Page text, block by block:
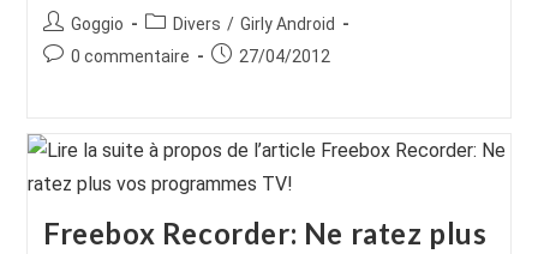
Auteur/autrice
de
Goggio
Post
category:
Divers / Girly Android
Commentaires
0 commentaire
Publication
27/04/2012
Freebox Recorder: Ne ratez plus